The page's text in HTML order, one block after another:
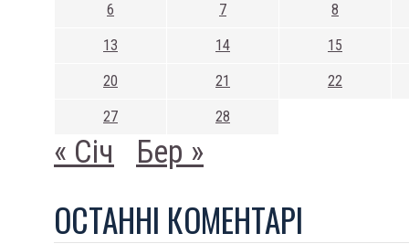
6 7 8
13 14 15
20 21 22
27 28
« Січ Бер »
ОСТАННI КОМЕНТАРI